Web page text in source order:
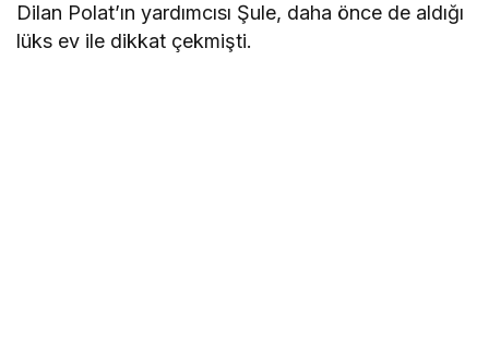
Dilan Polat’ın yardımcısı Şule, daha önce de aldığı
lüks ev ile dikkat çekmişti.